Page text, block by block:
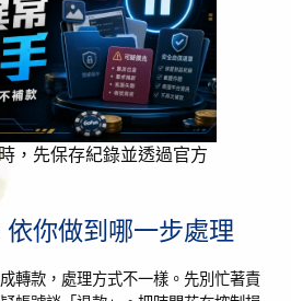
，先保存紀錄並透過官方
你做到哪一步處理
轉款，處理方式不一樣。先別忙著責